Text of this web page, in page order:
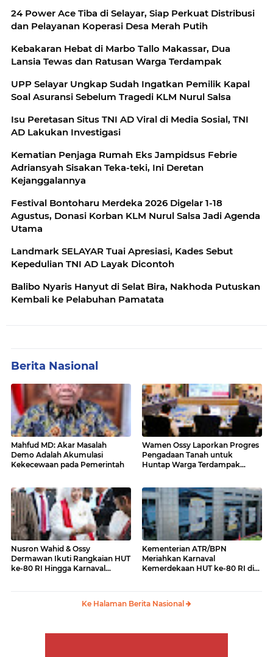
24 Power Ace Tiba di Selayar, Siap Perkuat Distribusi
dan Pelayanan Koperasi Desa Merah Putih
Kebakaran Hebat di Marbo Tallo Makassar, Dua
Lansia Tewas dan Ratusan Warga Terdampak
UPP Selayar Ungkap Sudah Ingatkan Pemilik Kapal
Soal Asuransi Sebelum Tragedi KLM Nurul Salsa
Isu Peretasan Situs TNI AD Viral di Media Sosial, TNI
AD Lakukan Investigasi
Kematian Penjaga Rumah Eks Jampidsus Febrie
Adriansyah Sisakan Teka-teki, Ini Deretan
Kejanggalannya
Festival Bontoharu Merdeka 2026 Digelar 1-18
Agustus, Donasi Korban KLM Nurul Salsa Jadi Agenda
Utama
Landmark SELAYAR Tuai Apresiasi, Kades Sebut
Kepedulian TNI AD Layak Dicontoh
Balibo Nyaris Hanyut di Selat Bira, Nakhoda Putuskan
Kembali ke Pelabuhan Pamatata
Berita Nasional
Mahfud MD: Akar Masalah
Demo Adalah Akumulasi
Kekecewaan pada Pemerintah
Wamen Ossy Laporkan Progres
Pengadaan Tanah untuk
Huntap Warga Terdampak
Nusron Wahid & Ossy
Dermawan Ikuti Rangkaian HUT
ke-80 RI Hingga Karnaval
Kementerian ATR/BPN
Meriahkan Karnaval
Kemerdekaan HUT ke-80 RI di
Ke Halaman Berita Nasional